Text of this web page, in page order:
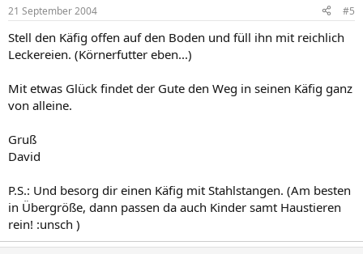
21 September 2004 #5
Stell den Käfig offen auf den Boden und füll ihn mit reichlich
Leckereien. (Körnerfutter eben...)
Mit etwas Glück findet der Gute den Weg in seinen Käfig ganz
von alleine.
Gruß
David
P.S.: Und besorg dir einen Käfig mit Stahlstangen. (Am besten
in Übergröße, dann passen da auch Kinder samt Haustieren
rein! :unsch )